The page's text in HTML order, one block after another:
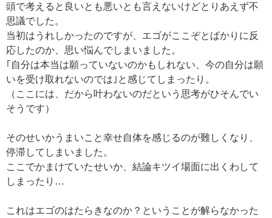
頭で考えると良いとも悪いとも言えないけどとりあえず不
思議でした。
当初はうれしかったのですが、エゴがここぞとばかりに反
応したのか、思い悩んでしまいました。
｢自分は本当は願っていないのかもしれない、今の自分は願
いを受け取れないのでは｣と感じてしまったり。
（ここには、だから叶わないのだという思考がひそんでい
そうです）
そのせいかうまいこと幸せ自体を感じるのが難しくなり、
停滞してしまいました。
ここでかまけていたせいか、結論キツイ場面に出くわして
しまったり…
これはエゴのはたらきなのか？ということが解らなかった